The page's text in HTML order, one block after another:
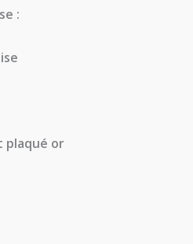
:
plaqué or